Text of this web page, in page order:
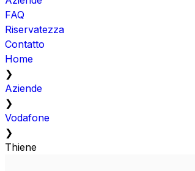
FAQ
Riservatezza
Contatto
Home
❯
Aziende
❯
Vodafone
❯
Thiene